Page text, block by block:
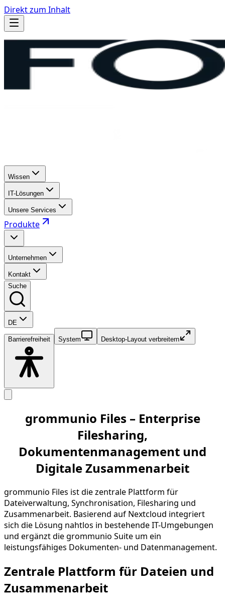
Direkt zum Inhalt
Wissen
IT-Lösungen
Unsere Services
Produkte
Unternehmen
Kontakt
Suche
DE
Barrierefreiheit System Desktop-Layout verbreitern
grommunio Files – Enterprise
Filesharing,
Dokumentenmanagement und
Digitale Zusammenarbeit
grommunio Files ist die zentrale Plattform für
Dateiverwaltung, Synchronisation, Filesharing und
Zusammenarbeit. Basierend auf Nextcloud integriert
sich die Lösung nahtlos in bestehende IT-Umgebungen
und ergänzt die grommunio Suite um ein
leistungsfähiges Dokumenten- und Datenmanagement.
Zentrale Plattform für Dateien und
Zusammenarbeit